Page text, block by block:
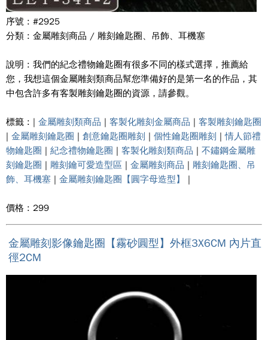
序號 : #2925
分類 : 金屬雕刻商品 / 雕刻鑰匙圈、吊飾、耳機塞
說明 : 我們的紀念禮物鑰匙圈有很多不同的樣式選擇，推薦給
您，我想這個金屬雕刻類商品幫您準備好的是第一名的作品，其
中包含許多有客製雕刻鑰匙圈的資源，請參觀。
標籤 : | 金屬雕刻類商品 客製化雕刻金屬商品
客製雕刻鑰匙圈
金屬雕刻鑰匙圈 創意鑰匙圈雕刻 個性鑰匙圈雕刻 |情人節禮
物鑰匙圈
紀念禮物鑰匙圈 客製化雕刻類商品
不鏽鋼金屬雕
刻鑰匙圈
雕刻鑰可愛造型區 金屬雕刻商品
雕刻鑰匙圈、吊
飾、耳機塞
金屬雕刻鑰匙圈【圓字母造型】
價格 : 299
金屬雕刻影像鑰匙圈【霧砂圓型】外框3X6CM 內片直
徑2CM